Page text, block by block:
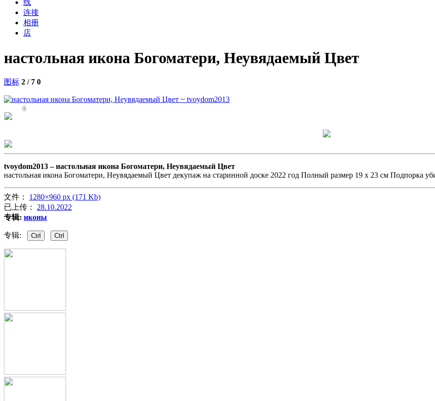
线
连接
相册
店
настольная икона Богоматери, Неувядаемый Цвет
图标 2 / 7 0
0
tvoydom2013 –настольная икона Богоматери, Неувядаемый Цвет
настольная икона Богоматери, Неувядаемый Цвет декупаж на старинной доске 2022 год Полный размер 19 х 23 см Подпорка
文件： 1280×960 px (171 Kb)
已上传： 28.10.2022
专辑: иконы
专辑: Ctrl Ctrl